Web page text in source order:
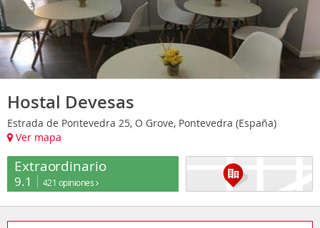
Hostal Devesas
Estrada de Pontevedra 25, O Grove, Pontevedra (España)
Ver mapa
Extraordinario
9.1 421 opiniones